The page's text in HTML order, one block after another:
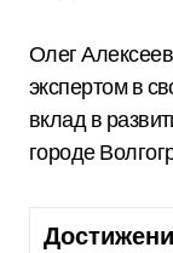
Олег
экспертом в
вклад в
городе